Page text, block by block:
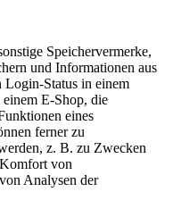
Speichervermerke,
und Informationen aus
Login-Status in einem
E-Shop, die
eines
ferner zu
z. B. zu Zwecken
von
Analysen der